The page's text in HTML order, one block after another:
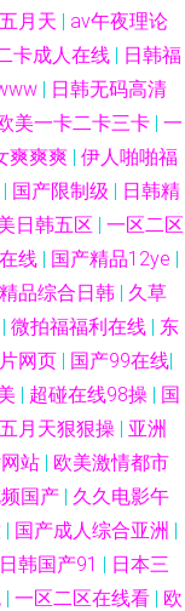
月天 | av午夜理论
卡成人在线 | 日韩福
| 日韩无码高清
美一卡二卡三卡 | 一
爽爽爽 | 伊人啪啪福
| 国产限制级 | 日韩精
日韩五区 | 一区二区
线 | 国产精品12ye |
品综合日韩 | 久草
| 微拍福福利在线 | 东
网页 | 国产99在线|
| 超碰在线98操 | 国
月天狠狠操 | 亚洲
站 | 欧美激情都市
国产 | 久久电影午
| 国产成人综合亚洲 |
韩国产91 | 日本三
| 一区二区在线看 | 欧